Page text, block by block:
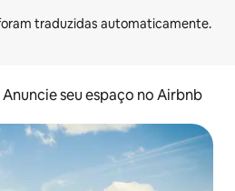
Anuncie seu espaço no Airbnb